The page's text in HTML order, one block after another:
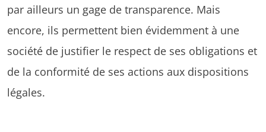
par ailleurs un gage de transparence. Mais
encore, ils permettent bien évidemment à une
société de justifier le respect de ses obligations et
de la conformité de ses actions aux dispositions
légales.